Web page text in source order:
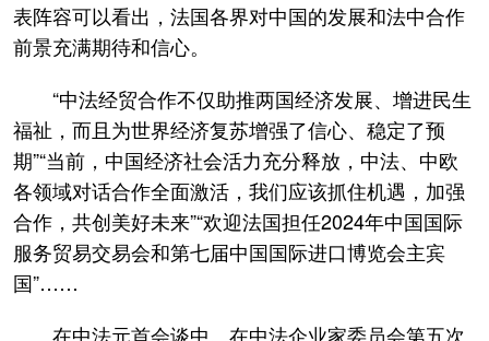
表阵容可以看出，法国各界对中国的发展和法中合作
前景充满期待和信心。
“中法经贸合作不仅助推两国经济发展、增进民生
福祉，而且为世界经济复苏增强了信心、稳定了预
期”“当前，中国经济社会活力充分释放，中法、中欧
各领域对话合作全面激活，我们应该抓住机遇，加强
合作，共创美好未来”“欢迎法国担任2024年中国国际
服务贸易交易会和第七届中国国际进口博览会主宾
国”……
在中法元首会谈中、在中法企业家委员会第五次